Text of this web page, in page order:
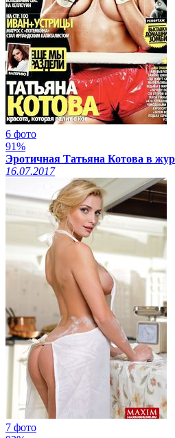
6 фото
91%
Эротичная Татьяна Котова в
16.07.2017
7 фото